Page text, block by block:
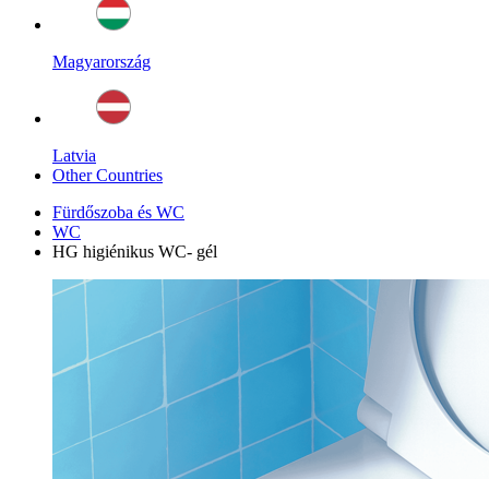
Magyarország
Latvia
Other Countries
Fürdőszoba és WC
WC
HG higiénikus WC- gél